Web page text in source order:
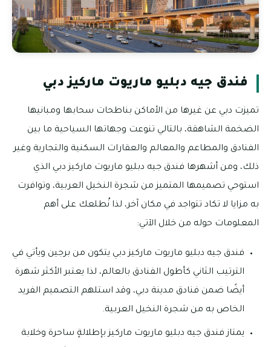
فندق جيه دبليو ماريوت ماركيز دبي
تميزت دبي عن غيرها من الأماكن بناطحات سحابها ومبانيها
الضخمة الشاهقة، بالتالي تنوعت وجهاتها السياحية ما بين
الفنادق والمطاعم والمعالم والعقارات السكنية والتجارية وغير
ذلك، ومن أشهرها فندق جيه دبليو ماريوت ماركيز دبي الذي
استوحي تصميمها المتميز من شجرة النخيل العربية، وتوافرت
به مزايا لا تكاد تتواجد في مكان آخر، لذا نُطلعك على أهم
المعلومات حوله من خلال الآتي:
فندق جيه دبليو ماريوت ماركيز دبي يتكون من برجين ويأتي في
الترتيب الثاني كأطول الفنادق بالعالم، لذا يعتبر الأكثر شهرة
أيضًا ضمن فنادق مدينة دبي، وقد استلهم التصميم الفريد
الخاص به من شجرة النخيل العربية.
يمتاز فندق جيه دبليو ماريوت ماركيز بإطلالةٍ ساحرة وخلابة